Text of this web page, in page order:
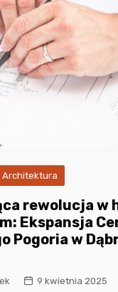
Architektura
rewolucja w
Ekspansja
Pogoria w
9 kwietnia 2025